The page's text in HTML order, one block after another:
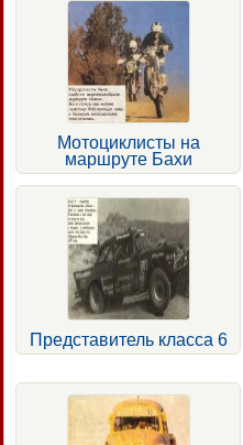
Мотоциклисты на
маршруте Бахи
Представитель класса 6